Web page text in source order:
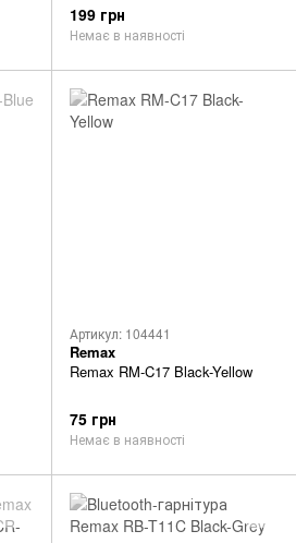
199 грн
Немає в наявності
Артикул: 104441
Remax
Remax RM-C17 Black-Yellow
75 грн
Немає в наявності